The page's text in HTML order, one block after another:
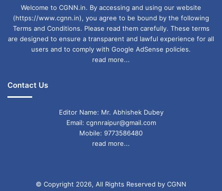
Welcome to CGNN.in. By accessing and using our website
(https://www.cgnn.in), you agree to be bound by the following
Terms and Conditions. Please read them carefully. These terms
are designed to ensure a transparent and lawful experience for all
users and to comply with Google AdSense policies.
read more...
Contact Us
Editor Name: Mr. Abhishek Dubey
Email: cgnnraipur@gmail.com
Mobile: 9773586480
read more...
© Copyright 2026, All Rights Reserved by CGNN